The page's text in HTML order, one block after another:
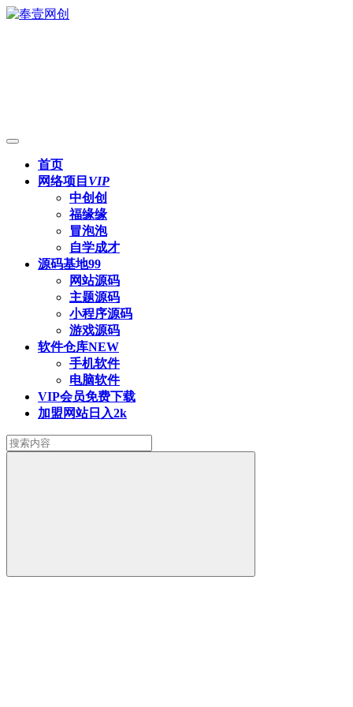
首页
网络项目 VIP
中创创
福缘缘
冒泡泡
自学成才
源码基地99
网站源码
主题源码
小程序源码
游戏源码
软件仓库NEW
手机软件
电脑软件
VIP会员免费下载
加盟网站日入2k